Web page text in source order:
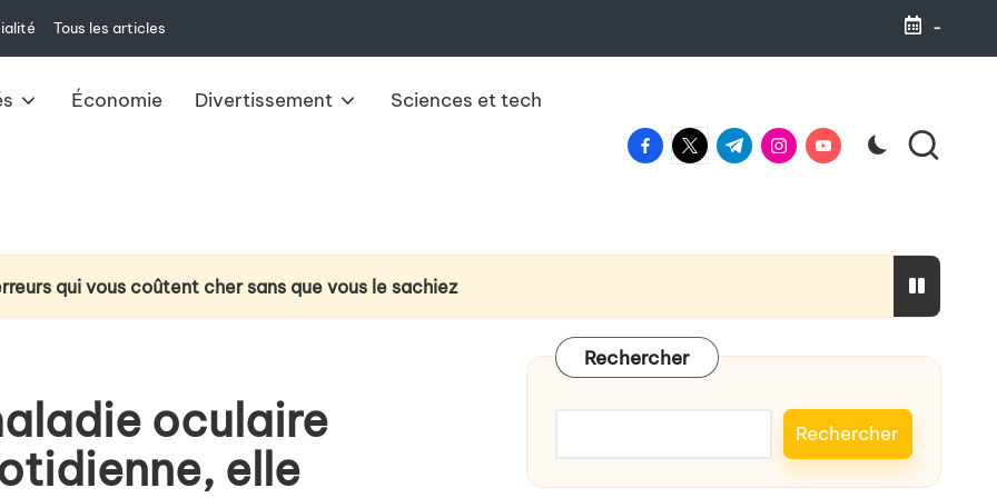
Tous les articles -
Économie Divertissement Sciences et tech
facebook.com
twitter.com
t.me instagram.com
youtube.com
qui vous coûtent cher sans que vous le sachiez
du livret A : ce qu’il faut savoir
casque VR Meta Quest 3 au-delà du jeu vidéo
oculaire
elle
Rechercher
Rechercher